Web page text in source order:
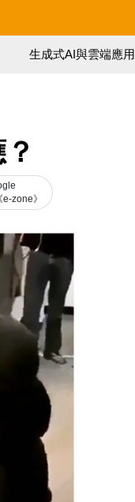
生成式AI與雲端應用
zone》